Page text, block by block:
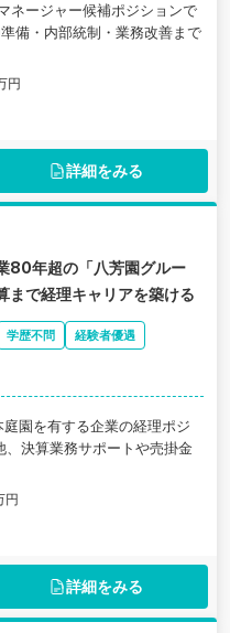
ネージャー候補ポジションで
備・内部統制・業務改善まで
円
詳細をみる
80年超の「八芳園グルー
まで経理キャリアを築ける
学歴不問
経験者優遇
園を有する企業の経理ポジ
、決算業務サポートや売掛金
円
詳細をみる